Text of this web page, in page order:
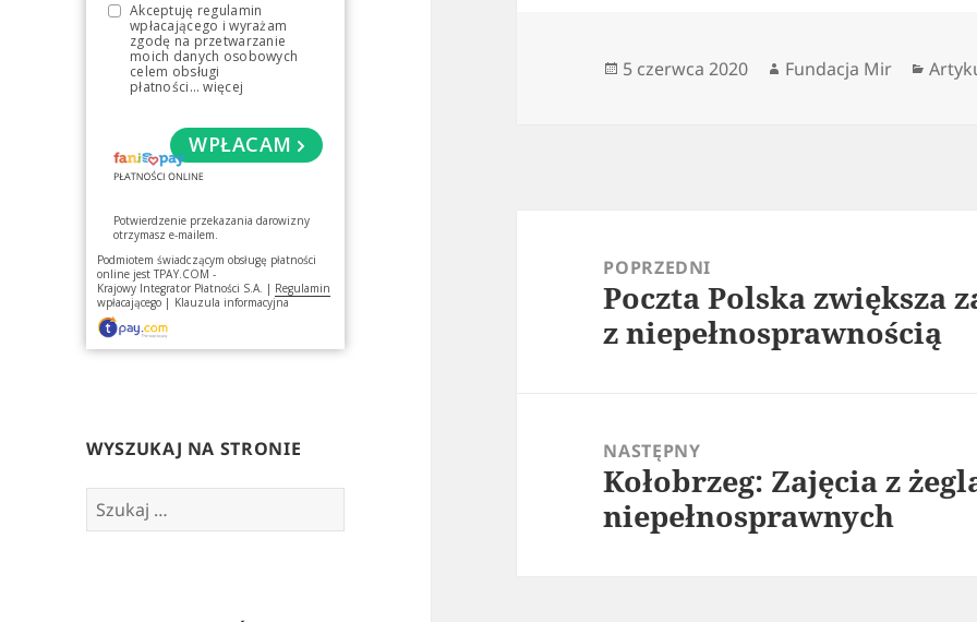
Akceptuję regulamin
wpłacającego i wyrażam
zgodę na przetwarzanie
moich danych osobowych
celem obsługi
płatności... więcej
WPŁACAM
Potwierdzenie przekazania darowizny
otrzymasz e-mailem.
Podmiotem świadczącym obsługę płatności
online jestTPAY.COM -
Krajowy Integrator Płatności S.A. | Regulamin
wpłacającego | Klauzula informacyjna
WYSZUKAJ NA STRONIE
Szukaj:
Data
5 czerwca 2020 Autor
Fundacja Mir
POPRZEDNI
Poprzedni
wpis:
Poczta Polska zwiększa
z niepełnosprawnością
NASTĘPNY
Następny
wpis:
Kołobrzeg: Zajęcia z
niepełnosprawnych